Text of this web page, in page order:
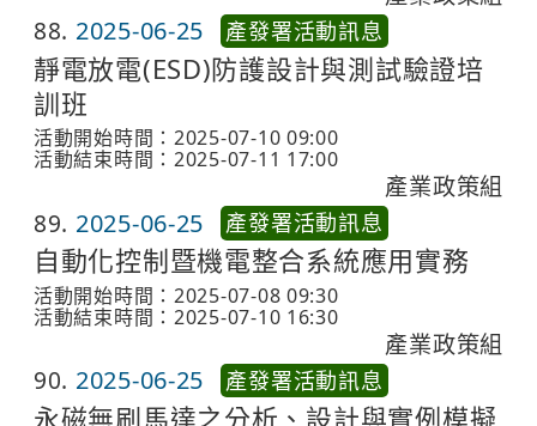
88 2025-06-25 產發署活動訊息
靜電放電(ESD)防護設計與測試驗證培
訓班
活動開始時間：2025-07-10 09:00
活動結束時間：2025-07-11 17:00
產業政策組
89 2025-06-25 產發署活動訊息
自動化控制暨機電整合系統應用實務
活動開始時間：2025-07-08 09:30
活動結束時間：2025-07-10 16:30
產業政策組
90 2025-06-25 產發署活動訊息
永磁無刷馬達之分析、設計與實例模擬